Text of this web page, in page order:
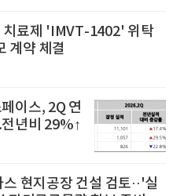
치료제 'IMVT-1402' 위탁
계약 체결
이스, 2Q 연
년비 29%↑
현지공장 건설 검토··'실